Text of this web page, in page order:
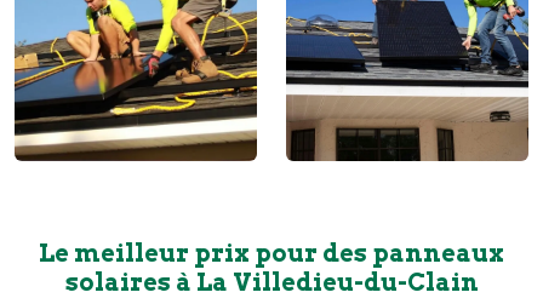
Le meilleur prix pour des panneaux
solaires à La Villedieu-du-Clain